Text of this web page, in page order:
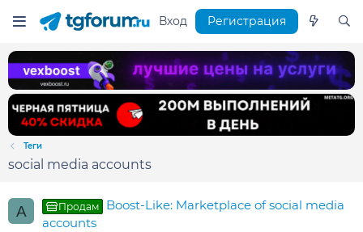
Вход Регистрация
Теги
social media accounts
A Продам
Boost-Like: Marketplace of social media
accounts